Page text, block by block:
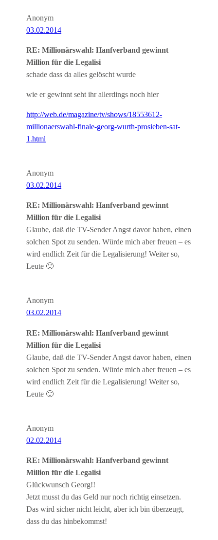
Anonym
03.02.2014
RE: Millionärswahl: Hanfverband gewinnt
Million für die Legalisi
schade dass da alles gelöscht wurde
wie er gewinnt seht ihr allerdings noch hier
http://web.de/magazine/tv/shows/18553612-
millionaerswahl-finale-georg-wurth-prosieben-sat-
1.html
Anonym
03.02.2014
RE: Millionärswahl: Hanfverband gewinnt
Million für die Legalisi
Glaube, daß die TV-Sender Angst davor haben, einen
solchen Spot zu senden. Würde mich aber freuen – es
wird endlich Zeit für die Legalisierung! Weiter so,
Leute 🙂
Anonym
03.02.2014
RE: Millionärswahl: Hanfverband gewinnt
Million für die Legalisi
Glaube, daß die TV-Sender Angst davor haben, einen
solchen Spot zu senden. Würde mich aber freuen – es
wird endlich Zeit für die Legalisierung! Weiter so,
Leute 🙂
Anonym
02.02.2014
RE: Millionärswahl: Hanfverband gewinnt
Million für die Legalisi
Glückwunsch Georg!!
Jetzt musst du das Geld nur noch richtig einsetzen.
Das wird sicher nicht leicht, aber ich bin überzeugt,
dass du das hinbekommst!